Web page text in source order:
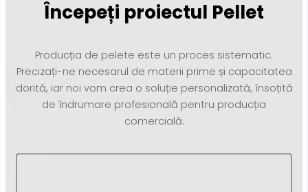
Începeți proiectul Pellet
Producția de pelete este un proces sistematic.
Precizați-ne necesarul de materii prime și capacitatea
dorită, iar noi vom crea o soluție personalizată, însoțită
de îndrumare profesională pentru producția
comercială.